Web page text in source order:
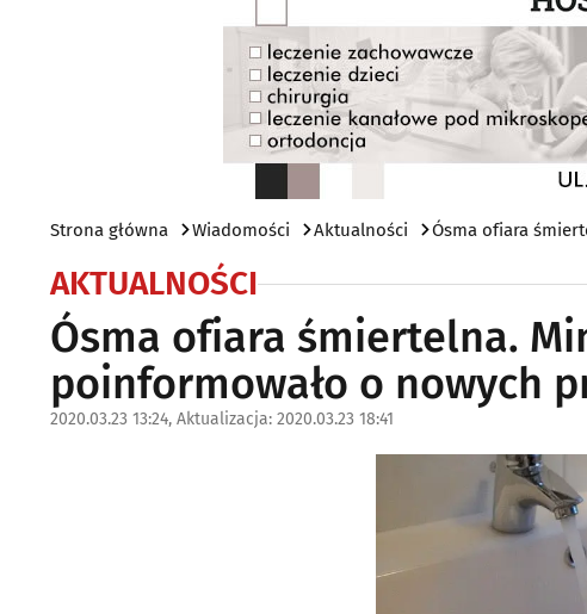
Strona główna Wiadomości Aktualności Ósma ofiara
AKTUALNOŚCI
Ósma ofiara śmiertelna.
poinformowało o nowych
2020.03.23 13:24, Aktualizacja: 2020.03.23 18:41